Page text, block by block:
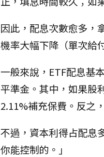
因此，配息次數愈多，
機率大幅下降（單次給
一般來說，ETF配息基
平準金。其中，如果股
2.11%補充保費。反之
不過，資本利得占配息
你能控制的。」